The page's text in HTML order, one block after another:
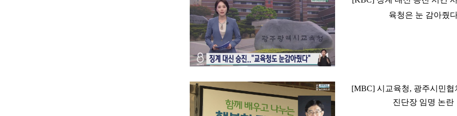
육청은 눈 감아줬
[MBC] 시교육청, 광주시민협
진단장 임명 논란